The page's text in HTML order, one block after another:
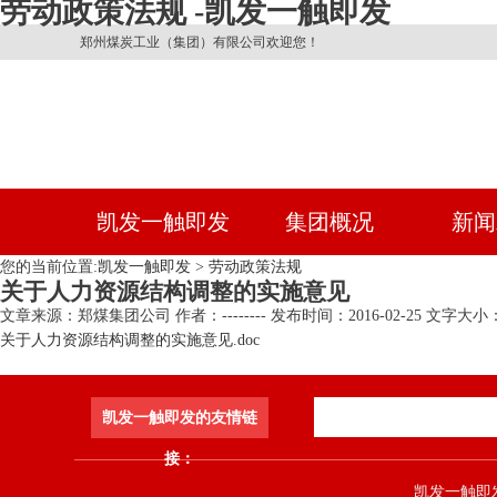
劳动政策法规 -凯发一触即发
郑州煤炭工业（集团）有限公司欢迎您！
凯发一触即发 集团概况 新
您的当前位置:凯发一触即发 > 劳动政策法规
关于人力资源结构调整的实施意见
文章来源：郑煤集团公司 作者：-------- 发布时间：2016-02-25 文字大小
关于人力资源结构调整的实施意见.doc
凯发一触即发的友情链
接：
凯发一触即